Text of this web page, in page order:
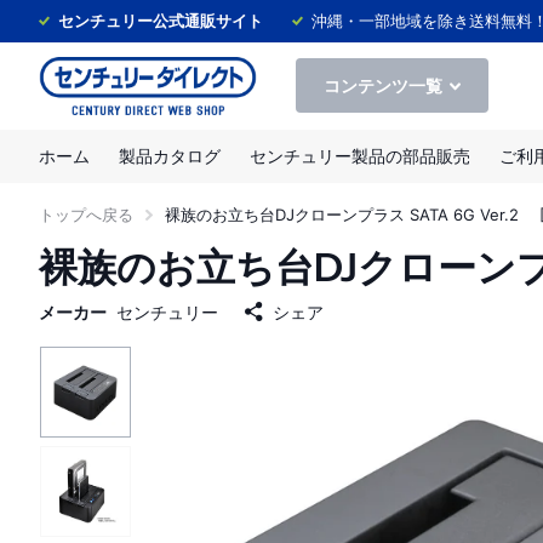
センチュリー公式通販サイト 沖縄・一部地域を除き送料無料
コンテンツ一覧
ホーム 製品カタログ センチュリー製品の部品販売 ご利
トップへ戻る 裸族のお立ち台DJクローンプラス SATA 6G Ver.2
裸族のお立ち台DJクロー
メーカー センチュリー シェア